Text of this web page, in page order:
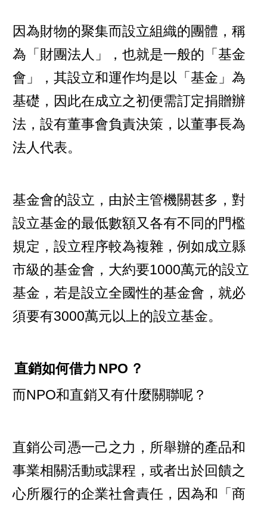
因為財物的聚集而設立組織的團體，稱
為「財團法人」，也就是一般的「基金
會 」，其設立和運作均是以「基金」為
基礎，因此在成立之初便需訂定捐贈辦
法，設有董事會負責決策，以董事長為
法人代表。
基金會的設立，由於主管機關甚多，對
設立基金的最低數額又各有不同的門檻
規定，設立程序較為複雜，例如成立縣
市級的基金會，大約要1000萬元的設立
基金，若是設立全國性的基金會，就必
須要有3000萬元以上的設立基金。
直銷如何借力 NPO ？
而NPO和直銷又有什麼關聯呢？
直銷公司憑一己之力，所舉辦的產品和
事業相關活動或課程，或者出於回饋之
心所履行的企業社會責任，因為和「商